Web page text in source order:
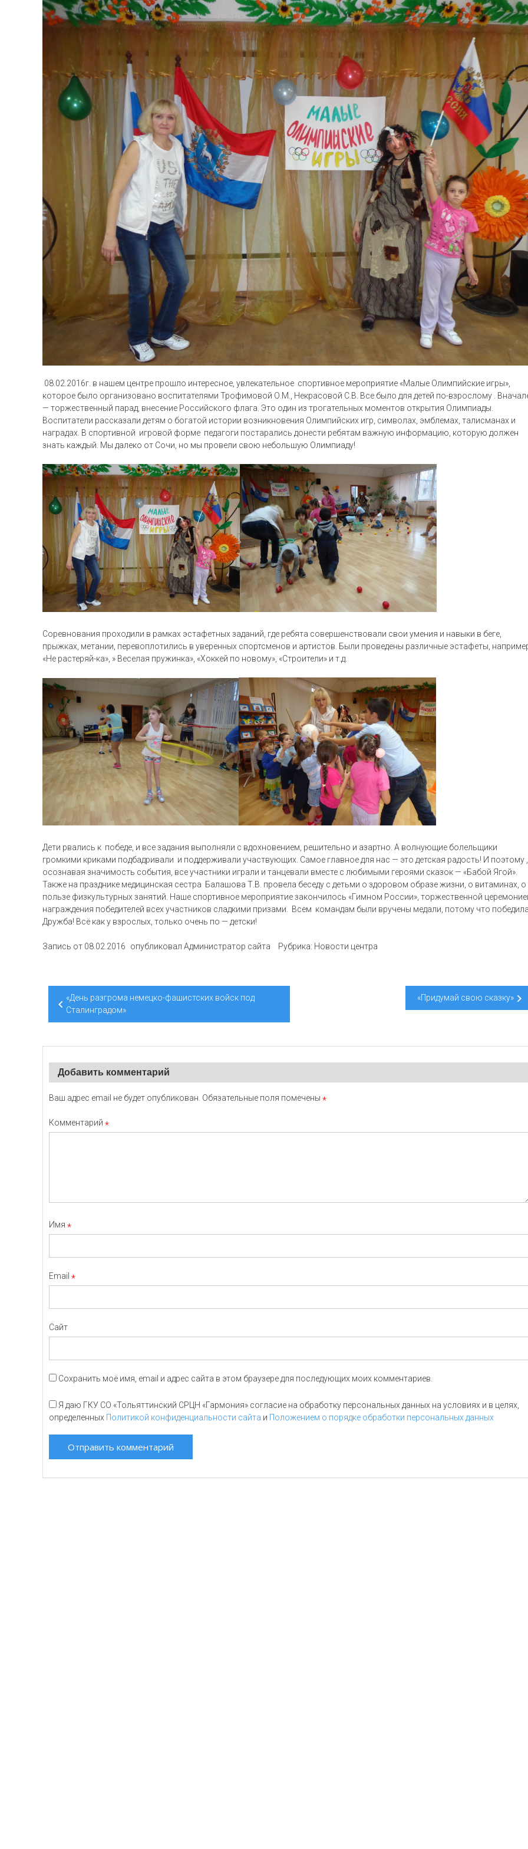
08.02.2016г. в нашем центре прошло интересное, увлекательное спортивное мероприятие «Малые Олимпийские игры»,
которое было организовано воспитателями Трофимовой О.М., Некрасовой С.В. Все было для детей по-взрослому .
— торжественный парад, внесение Российского флага. Это один из трогательных моментов открытия Олимпиады.
Воспитатели рассказали детям о богатой истории возникновения Олимпийских игр, символах, эмблемах, талисманах и
наградах. В спортивной игровой форме педагоги постарались донести ребятам важную информацию, которую должен
знать каждый. Мы далеко от Сочи, но мы провели свою небольшую Олимпиаду!
Соревнования проходили в рамках эстафетных заданий, где ребята совершенствовали свои умения и навыки в беге,
прыжках, метании, перевоплотились в уверенных спортсменов и артистов. Были проведены различные эстафеты,
«Не растеряй-ка», » Веселая пружинка», «Хоккей по новому», «Строители» и т.д.
Дети рвались к победе, и все задания выполняли с вдохновением, решительно и азартно. А волнующие болельщики
громкими криками подбадривали и поддерживали участвующих. Самое главное для нас — это детская радость! И поэтому ,
осознавая значимость события, все участники играли и танцевали вместе с любимыми героями сказок — «Бабой Ягой».
Также на празднике медицинская сестра Балашова Т.В. провела беседу с детьми о здоровом образе жизни, о витаминах, о
пользе физкультурных занятий. Наше спортивное мероприятие закончилось «Гимном России», торжественной
награждения победителей всех участников сладкими призами. Всем командам были вручены медали, потому что
Дружба! Всё как у взрослых, только очень по — детски!
Запись от 08.02.2016 опубликовал Администратор сайта Рубрика: Новости центра
Навигация
«День разгрома немецко-фашистских войск под
Сталинградом»
«Придумай свою сказку»
Добавить комментарий
Ваш адрес email не будет опубликован. Обязательные поля помечены *
Комментарий *
Имя *
Email *
Сайт
Сохранить моё имя, email и адрес сайта в этом браузере для последующих моих комментариев.
Я даю ГКУ СО «Тольяттинский СРЦН «Гармония» согласие на обработку персональных данных на условиях и в целях,
определенных Политикой конфиденциальности сайта и Положением о порядке обработки персональных данных